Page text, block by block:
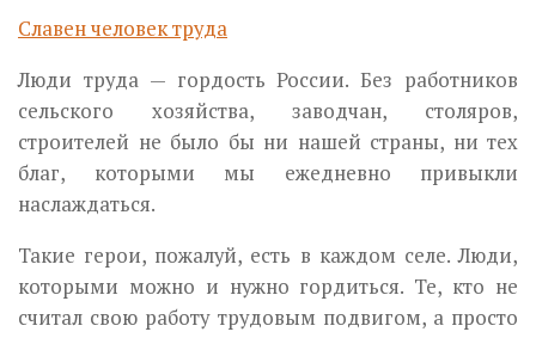
Славен человек труда
Люди труда — гордость России. Без работников
сельского хозяйства, заводчан, столяров,
строителей не было бы ни нашей страны, ни тех
благ, которыми мы ежедневно привыкли
наслаждаться.
Такие герои, пожалуй, есть в каждом селе. Люди,
которыми можно и нужно гордиться. Те, кто не
считал свою работу трудовым подвигом, а просто